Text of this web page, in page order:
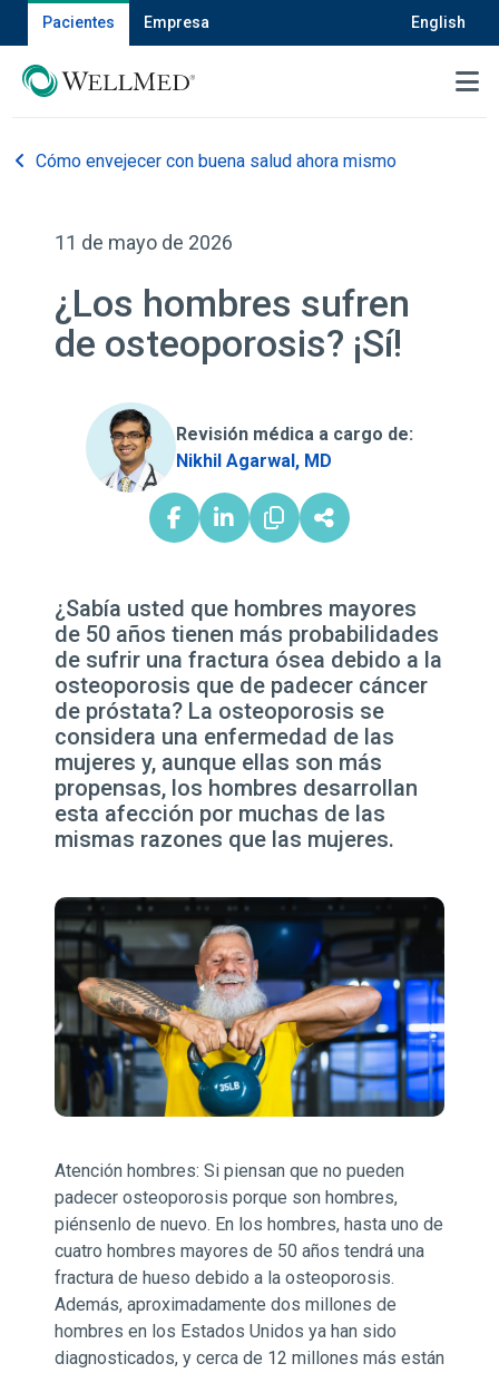
Pacientes Empresa English
MENU
Cómo envejecer con buena salud ahora mismo
11 de mayo de 2026
¿Los hombres sufren
de osteoporosis? ¡Sí!
Revisión médica a cargo de:
Nikhil Agarwal, MD
¿Sabía usted que hombres mayores
de 50 años tienen más probabilidades
de sufrir una fractura ósea debido a la
osteoporosis que de padecer cáncer
de próstata? La osteoporosis se
considera una enfermedad de las
mujeres y, aunque ellas son más
propensas, los hombres desarrollan
esta afección por muchas de las
mismas razones que las mujeres.
Atención hombres: Si piensan que no pueden
padecer osteoporosis porque son hombres,
piénsenlo de nuevo. En los hombres, hasta uno de
cuatro hombres mayores de 50 años tendrá una
fractura de hueso debido a la osteoporosis.
Además, aproximadamente dos millones de
hombres en los Estados Unidos ya han sido
diagnosticados, y cerca de 12 millones más están